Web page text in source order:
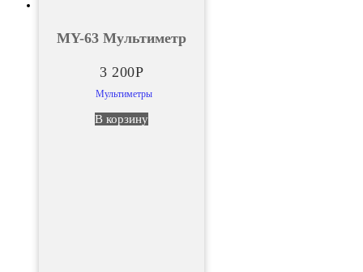
MY-63 Мультиметр
3 200Р
Мультиметры
В корзину